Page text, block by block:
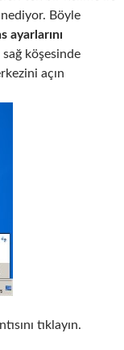
Böyle
ayarlarını
sağ köşesinde
açın
tıklayın.